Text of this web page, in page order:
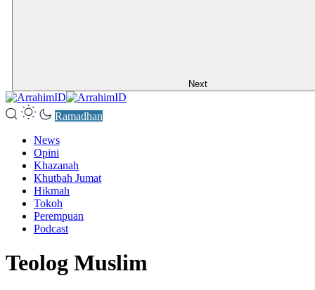
Next
Ramadhan
News
Opini
Khazanah
Khutbah Jumat
Hikmah
Tokoh
Perempuan
Podcast
Teolog Muslim